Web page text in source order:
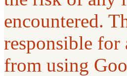
encountered.
responsible for
from using